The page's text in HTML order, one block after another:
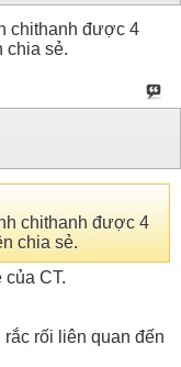
chithanh được 4
chia sẻ.
chithanh được 4
chia sẻ.
CT.
rối liên quan đến